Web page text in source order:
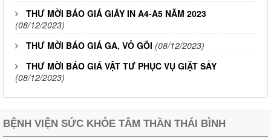
THƯ MỜI BÁO GIÁ GIẤY IN A4-A5 NĂM 2023
(08/12/2023)
THƯ MỜI BÁO GIÁ GA, VỎ GỐI (08/12/2023)
THƯ MỜI BÁO GIÁ VẬT TƯ PHỤC VỤ GIẶT SẤY
(08/12/2023)
BỆNH VIỆN SỨC KHỎE TÂM THẦN THÁI BÌNH